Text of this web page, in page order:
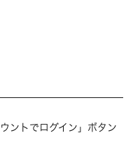
ントでログイン」ボタン